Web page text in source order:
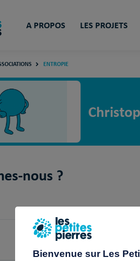
A PROPOS LES PROJETS
ENTROPIE
nous ?
Bienvenue sur Les